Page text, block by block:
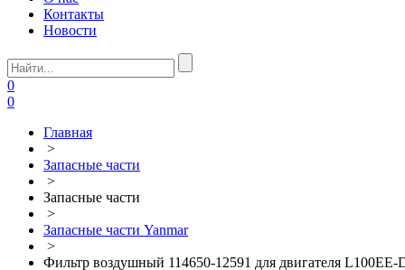
Контакты
Новости
0
0
Главная
>
Запасные части
>
Запасные части
>
Запасные части Yanmar
>
Фильтр воздушный 114650-12591 для двигателя L100EE-